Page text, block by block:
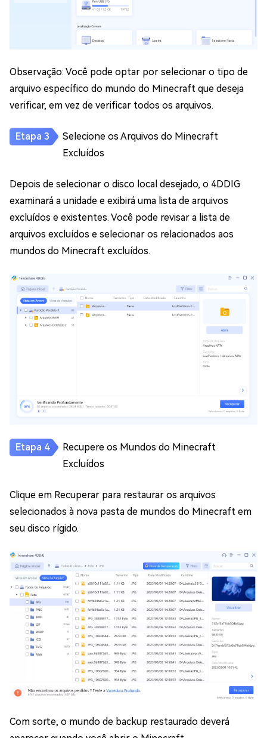
Observação: Você pode optar por selecionar o tipo de
arquivo específico do mundo do Minecraft que deseja
verificar, em vez de verificar todos os arquivos.
Selecione os Arquivos do Minecraft
Excluídos
Depois de selecionar o disco local desejado, o 4DDIG
examinará a unidade e exibirá uma lista de arquivos
excluídos e existentes. Você pode revisar a lista de
arquivos excluídos e selecionar os relacionados aos
mundos do Minecraft excluídos.
Recupere os Mundos do Minecraft
Excluídos
Clique em Recuperar para restaurar os arquivos
selecionados à nova pasta de mundos do Minecraft em
seu disco rígido.
Com sorte, o mundo de backup restaurado deverá